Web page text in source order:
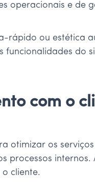
operacionais e de
rápido ou estética
do
com o
otimizar os
internos.
cliente.